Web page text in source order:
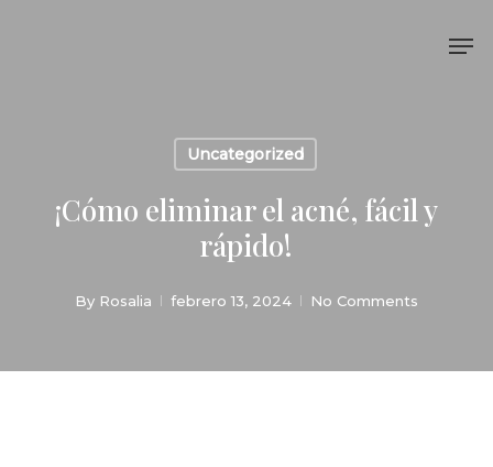
Uncategorized
¡Cómo eliminar el acné, fácil y
rápido!
By Rosalia febrero 13, 2024 No Comments